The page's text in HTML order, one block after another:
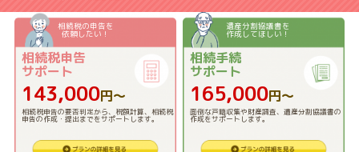
相続税の申告を
依頼したい！
相続税申告
サポート
143,000円〜
相続税申告の要否判定から、税額計算、相続税
申告の作成・提出までをサポートします。
遺産分割協議書を
作成してほしい！
相続手続
サポート
165,000円〜
面倒な戸籍収集や財産調査、遺産分割協議書の
作成をサポートします。